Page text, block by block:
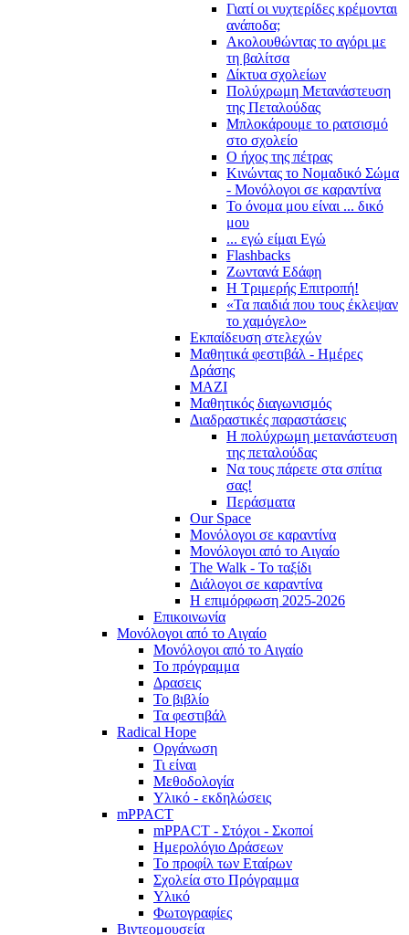
Γιατί οι νυχτερίδες κρέμονται
ανάποδα;
Ακολουθώντας το αγόρι με
τη βαλίτσα
Δίκτυα σχολείων
Πολύχρωμη Μετανάστευση
της Πεταλούδας
Μπλοκάρουμε το ρατσισμό
στο σχολείο
Ο ήχος της πέτρας
Κινώντας το Νομαδικό Σώμα
- Μονόλογοι σε καραντίνα
Το όνομα μου είναι ... δικό
μου
... εγώ είμαι Εγώ
Flashbacks
Ζωντανά Εδάφη
Η Τριμερής Επιτροπή!
«Τα παιδιά που τους έκλεψαν
το χαμόγελο»
Εκπαίδευση στελεχών
Μαθητικά φεστιβάλ - Ημέρες
Δράσης
ΜΑΖΙ
Μαθητικός διαγωνισμός
Διαδραστικές παραστάσεις
Η πολύχρωμη μετανάστευση
της πεταλούδας
Να τους πάρετε στα σπίτια
σας!
Περάσματα
Our Space
Μονόλογοι σε καραντίνα
Μονόλογοι από το Αιγαίο
The Walk - Το ταξίδι
Διάλογοι σε καραντίνα
Η επιμόρφωση 2025-2026
Επικοινωνία
Μονόλογοι από το Αιγαίο
Μονόλογοι από το Αιγαίο
Το πρόγραμμα
Δρασεις
Το βιβλίο
Τα φεστιβάλ
Radical Hope
Οργάνωση
Τι είναι
Μεθοδολογία
Υλικό - εκδηλώσεις
mPPACT
mPPACT - Στόχοι - Σκοποί
Ημερολόγιο Δράσεων
Το προφίλ των Εταίρων
Σχολεία στο Πρόγραμμα
Υλικό
Φωτογραφίες
Βιντεομουσεία